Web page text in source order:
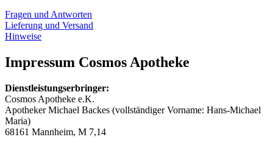
Fragen und Antworten
Lieferung und Versand
Hinweise
Impressum Cosmos Apotheke
Dienstleistungserbringer:
Cosmos Apotheke e.K.
Apotheker Michael Backes (vollständiger Vorname: Hans-Michael
Maria)
68161 Mannheim, M 7,14